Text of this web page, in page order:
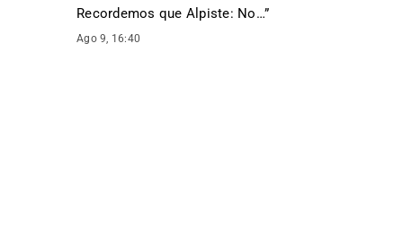
Recordemos que Alpiste: No…”
Ago 9, 16:40